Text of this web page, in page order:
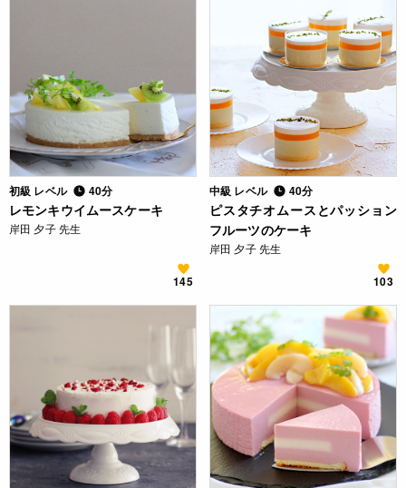
初級 レベル 40分
レモンキウイムースケーキ
岸田 夕子 先生
145
中級 レベル 40分
ピスタチオムースとパッション
フルーツのケーキ
岸田 夕子 先生
103